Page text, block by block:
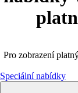
Pro zobrazení
Speciální nabídky